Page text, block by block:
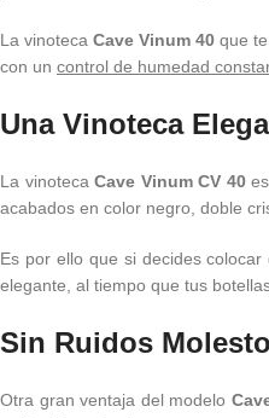
La vinoteca Cave Vinum 40 que
con un control de humedad
Una Vinoteca
La vinotecaCave Vinum CV 40
acabados en color negro, doble
Es por ello que si decides
elegante, al tiempo que tus
Sin Ruidos
Otra gran ventaja del modelo